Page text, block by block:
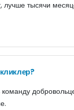
лучше тысячи